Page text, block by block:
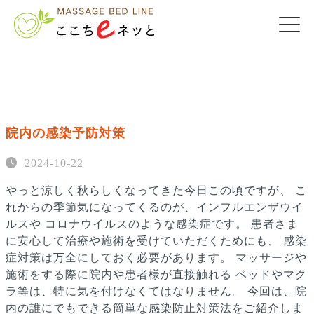
院内の感染予防対策
2024-10-22
やっと涼しく秋らしくなってきた今日この頃ですが、
こ
れからの季節気になってくるのが、インフルエンザウイ
ルスや コロナウイルスのような感染症です。
患者さま
に安心して治療や施術を受けていただくためにも、
感染
症対策は万全にしておく必要があります。
マッサージや
施術をする際に院内や患者様が直接触れる ベッドやマク
ラ等は、特に気を付けなくてはなりません。
今回は、院
内の誰にでもできる簡単な感染防止対策法をご紹介しま